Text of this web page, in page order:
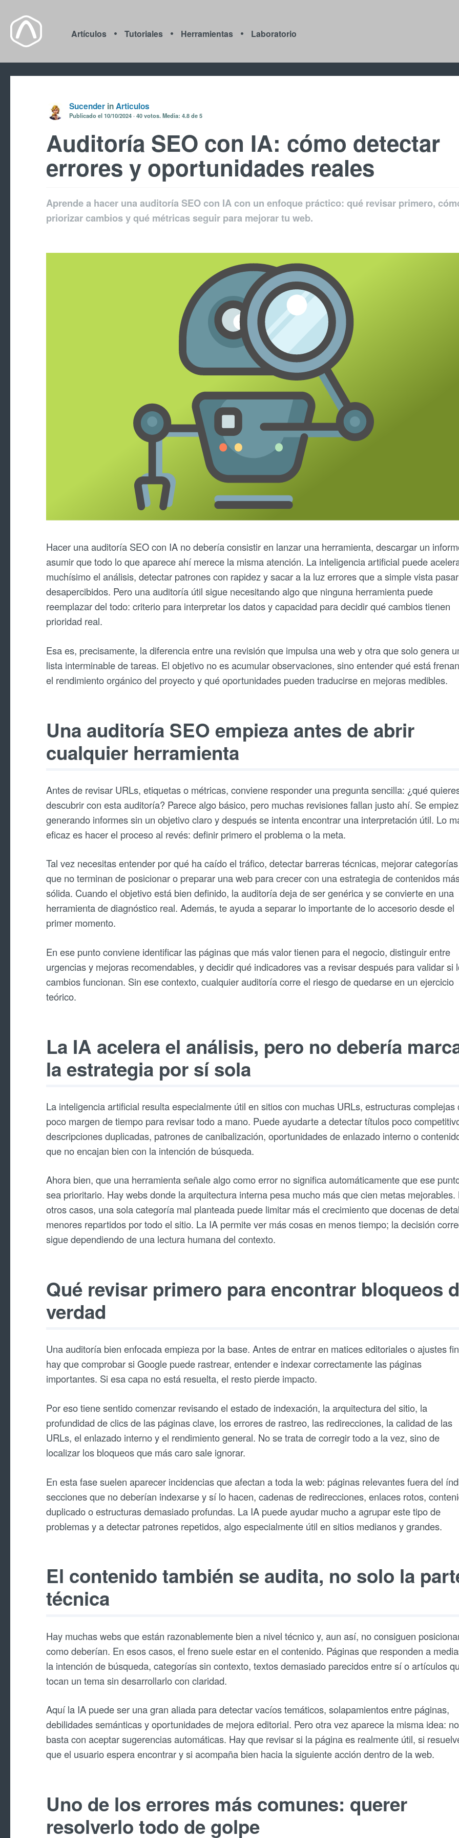
Artículos Tutoriales Herramientas Laboratorio
Sucender inArticulos
Publicado el 10/10/2024 40 votos. Media: 4.8 de 5
Auditoría SEO con IA: cómo detectar
errores y oportunidades reales
Aprende a hacer una auditoría SEO con IA con un enfoque práctico: qué revisar primero,
priorizar cambios y qué métricas seguir para mejorar tu web.
Hacer una auditoría SEO con IA no debería consistir en lanzar una herramienta, descargar un
asumir que todo lo que aparece ahí merece la misma atención. La inteligencia artificial puede
muchísimo el análisis, detectar patrones con rapidez y sacar a la luz errores que a simple vista
desapercibidos. Pero una auditoría útil sigue necesitando algo que ninguna herramienta puede
reemplazar del todo: criterio para interpretar los datos y capacidad para decidir qué cambios tienen
prioridad real.
Esa es, precisamente, la diferencia entre una revisión que impulsa una web y otra que solo genera
lista interminable de tareas. El objetivo no es acumular observaciones, sino entender qué está
el rendimiento orgánico del proyecto y qué oportunidades pueden traducirse en mejoras medibles.
Una auditoría SEO empieza antes de abrir
cualquier herramienta
Antes de revisar URLs, etiquetas o métricas, conviene responder una pregunta sencilla: ¿qué
descubrir con esta auditoría? Parece algo básico, pero muchas revisiones fallan justo ahí. Se
generando informes sin un objetivo claro y después se intenta encontrar una interpretación útil. Lo
eficaz es hacer el proceso al revés: definir primero el problema o la meta.
Tal vez necesitas entender por qué ha caído el tráfico, detectar barreras técnicas, mejorar categorías
que no terminan de posicionar o preparar una web para crecer con una estrategia de contenidos
sólida. Cuando el objetivo está bien definido, la auditoría deja de ser genérica y se convierte en una
herramienta de diagnóstico real. Además, te ayuda a separar lo importante de lo accesorio desde el
primer momento.
En ese punto conviene identificar las páginas que más valor tienen para el negocio, distinguir entre
urgencias y mejoras recomendables, y decidir qué indicadores vas a revisar después para validar si
cambios funcionan. Sin ese contexto, cualquier auditoría corre el riesgo de quedarse en un ejercicio
teórico.
La IA acelera el análisis, pero no debería
la estrategia por sí sola
La inteligencia artificial resulta especialmente útil en sitios con muchas URLs, estructuras complejas
poco margen de tiempo para revisar todo a mano. Puede ayudarte a detectar títulos poco
descripciones duplicadas, patrones de canibalización, oportunidades de enlazado interno o
que no encajan bien con la intención de búsqueda.
Ahora bien, que una herramienta señale algo como error no significa automáticamente que ese
sea prioritario. Hay webs donde la arquitectura interna pesa mucho más que cien metas mejorables.
otros casos, una sola categoría mal planteada puede limitar más el crecimiento que docenas de
menores repartidos por todo el sitio. La IA permite ver más cosas en menos tiempo; la decisión
sigue dependiendo de una lectura humana del contexto.
Qué revisar primero para encontrar bloqueos
verdad
Una auditoría bien enfocada empieza por la base. Antes de entrar en matices editoriales o ajustes
hay que comprobar si Google puede rastrear, entender e indexar correctamente las páginas
importantes. Si esa capa no está resuelta, el resto pierde impacto.
Por eso tiene sentido comenzar revisando el estado de indexación, la arquitectura del sitio, la
profundidad de clics de las páginas clave, los errores de rastreo, las redirecciones, la calidad de las
URLs, el enlazado interno y el rendimiento general. No se trata de corregir todo a la vez, sino de
localizar los bloqueos que más caro sale ignorar.
En esta fase suelen aparecer incidencias que afectan a toda la web: páginas relevantes fuera del
secciones que no deberían indexarse y sí lo hacen, cadenas de redirecciones, enlaces rotos,
duplicado o estructuras demasiado profundas. La IA puede ayudar mucho a agrupar este tipo de
problemas y a detectar patrones repetidos, algo especialmente útil en sitios medianos y grandes.
El contenido también se audita, no solo la
técnica
Hay muchas webs que están razonablemente bien a nivel técnico y, aun así, no consiguen
como deberían. En esos casos, el freno suele estar en el contenido. Páginas que responden a
la intención de búsqueda, categorías sin contexto, textos demasiado parecidos entre sí o artículos
tocan un tema sin desarrollarlo con claridad.
Aquí la IA puede ser una gran aliada para detectar vacíos temáticos, solapamientos entre páginas,
debilidades semánticas y oportunidades de mejora editorial. Pero otra vez aparece la misma idea: no
basta con aceptar sugerencias automáticas. Hay que revisar si la página es realmente útil, si
que el usuario espera encontrar y si acompaña bien hacia la siguiente acción dentro de la web.
Uno de los errores más comunes: querer
resolverlo todo de golpe